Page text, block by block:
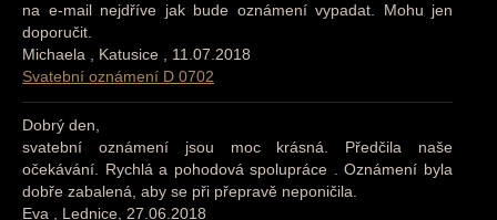
na e-mail nejdříve jak bude oznámení vypadat. Mohu jen
doporučit.
Michaela , Katusice , 11.07.2018
Svatební oznámení D 0702
Dobrý den,
svatební oznámení jsou moc krásná. Předčila naše
očekávání. Rychlá a pohodová spolupráce . Oznámení byla
dobře zabalená, aby se při přepravě neponičila.
Eva , Lednice, 27.06.2018